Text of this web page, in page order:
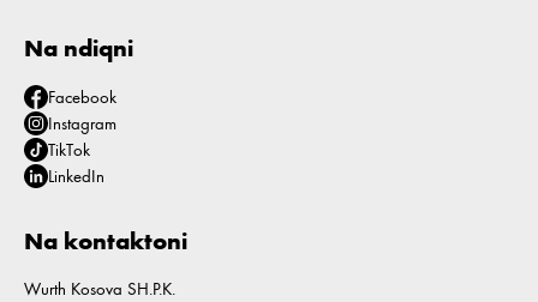
Na ndiqni
Facebook
Instagram
TikTok
LinkedIn
Na kontaktoni
Wurth Kosova SH.P.K.